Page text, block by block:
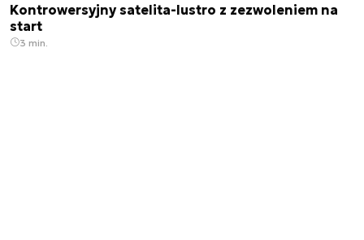
Kontrowersyjny satelita-lustro z zezwoleniem na
start
3 min.